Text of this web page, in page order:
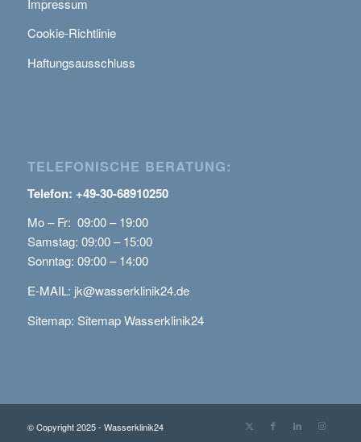
Cookie-Richtlinie
Haftungsausschluss
TELEFONISCHE BERATUNG:
Telefon: +49-30-68910250
Mo – Fr: 09:00 – 19:00
Samstag: 09:00 – 15:00
Sonntag: 09:00 – 14:00
E-MAIL: jk@wasserklinik24.de
Sitemap: Sitemap Wasserklinik24
© Copyright 2025 - Wasserklinik24